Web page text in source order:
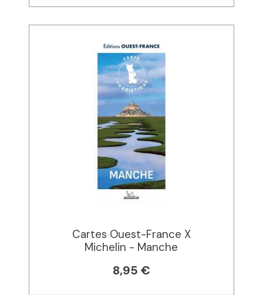
Cartes Ouest-France X
Michelin - Manche
8,95 €